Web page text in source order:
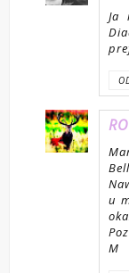
Ja
u
M